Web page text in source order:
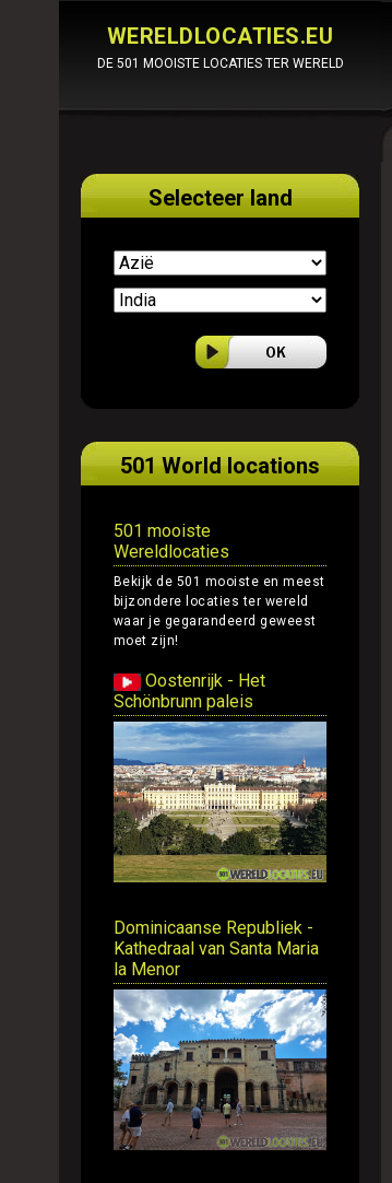
WERELDLOCATIES.EU
DE 501 MOOISTE LOCATIES TER WERELD
Selecteer land
501 World locations
501 mooiste
Wereldlocaties
Bekijk de 501 mooiste en meest
bijzondere locaties ter wereld
waar je gegarandeerd geweest
moet zijn!
Oostenrijk - Het
Schönbrunn paleis
Dominicaanse Republiek -
Kathedraal van Santa Maria
la Menor